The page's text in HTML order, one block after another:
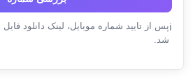
ℹ️پس از تایید شماره موبایل، لینک دانلود
شد.